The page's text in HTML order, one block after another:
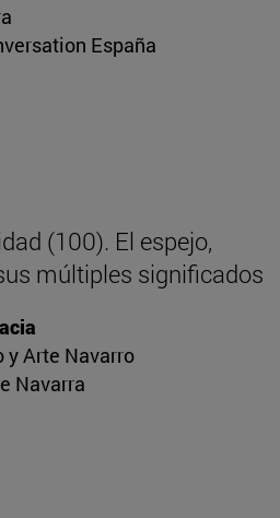
España
(100). El espejo,
múltiples significados
y Arte Navarro
Navarra